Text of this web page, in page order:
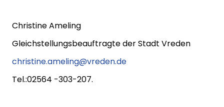
Christine Ameling
Gleichstellungsbeauftragte der Stadt Vreden
christine.ameling@vreden.de
Tel.:02564 -303-207.